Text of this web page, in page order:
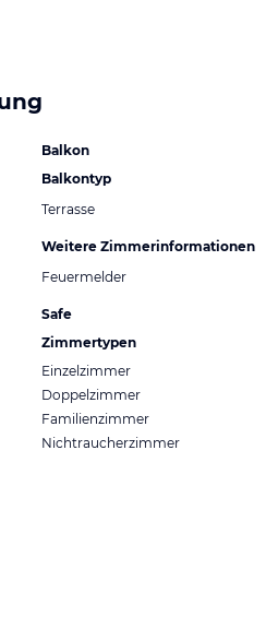
Balkon
Balkontyp
Terrasse
Weitere Zimmerinformationen
Feuermelder
Safe
Zimmertypen
Einzelzimmer
Doppelzimmer
Familienzimmer
Nichtraucherzimmer